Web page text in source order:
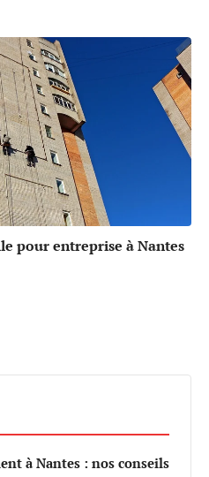
pour entreprise à Nantes
à Nantes : nos conseils